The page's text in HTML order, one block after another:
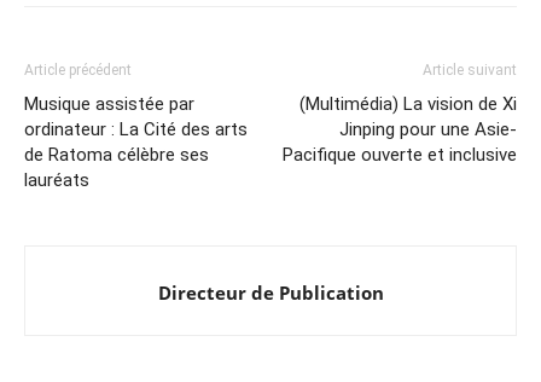
Article précédent
Musique assistée par
ordinateur : La Cité des arts
de Ratoma célèbre ses
lauréats
Article suivant
(Multimédia) La vision de Xi
Jinping pour une Asie-
Pacifique ouverte et inclusive
Directeur de Publication